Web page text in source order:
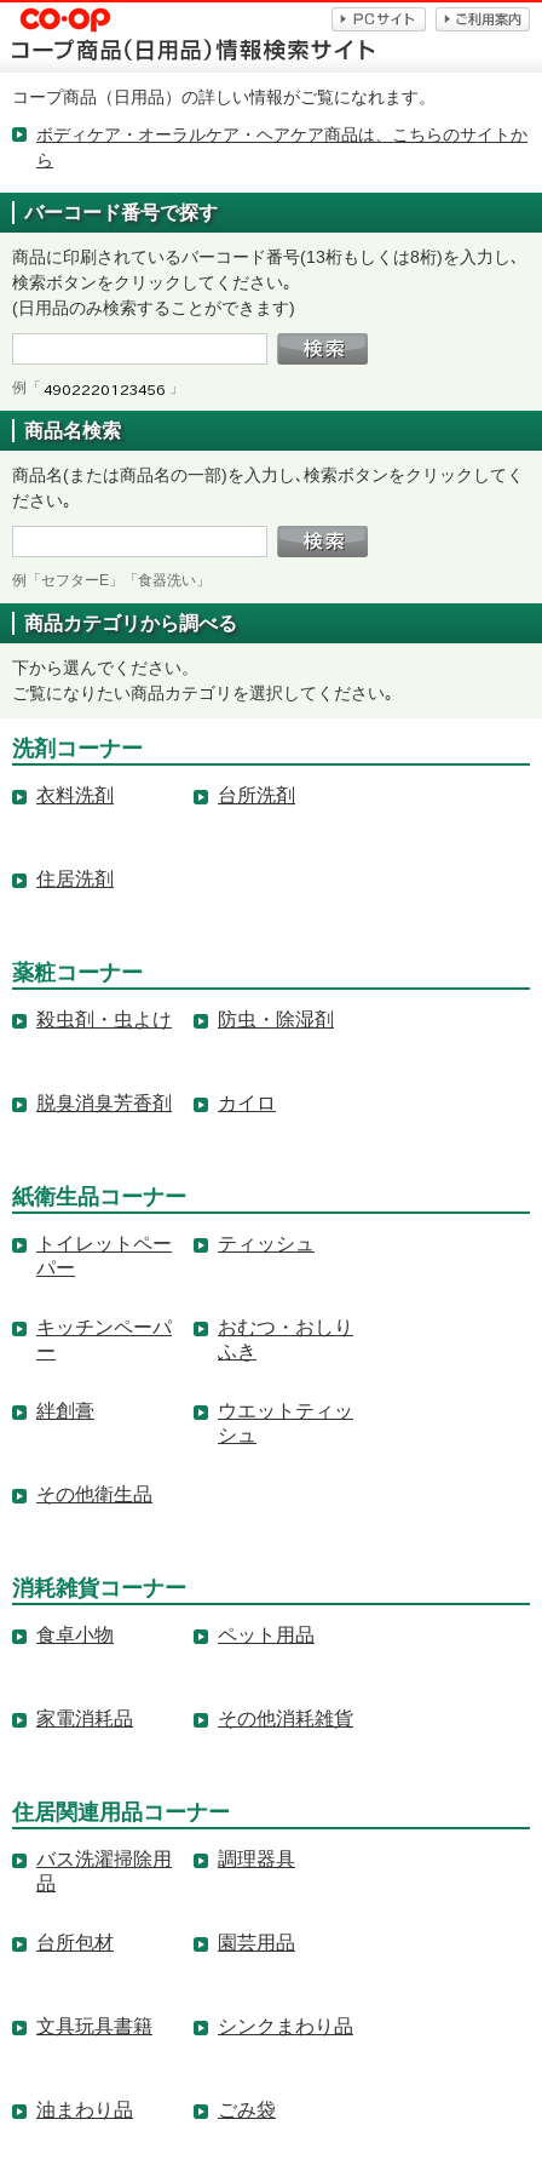
コープ商品（日用品）の詳しい情報がご覧になれます。
ボディケア・オーラルケア・ヘアケア商品は、こちらのサイトか
ら
バーコード番号で探す
商品に印刷されているバーコード番号(13桁もしくは8桁)を入力し､
検索ボタンをクリックしてください｡
(日用品のみ検索することができます)
例「 」
商品名検索
商品名(または商品名の一部)を入力し､検索ボタンをクリックしてく
ださい｡
例「セフターE」「食器洗い」
商品カテゴリから調べる
下から選んでください。
ご覧になりたい商品カテゴリを選択してください｡
洗剤コーナー
衣料洗剤 台所洗剤
住居洗剤
薬粧コーナー
殺虫剤・虫よけ 防虫・除湿剤
脱臭消臭芳香剤 カイロ
紙衛生品コーナー
トイレットペー
パー
ティッシュ
キッチンペーパ
ー
おむつ・おしり
ふき
絆創膏
ウエットティッ
シュ
その他衛生品
消耗雑貨コーナー
食卓小物 ペット用品
家電消耗品 その他消耗雑貨
住居関連用品コーナー
バス洗濯掃除用
品
調理器具
台所包材 園芸用品
文具玩具書籍 シンクまわり品
油まわり品 ごみ袋